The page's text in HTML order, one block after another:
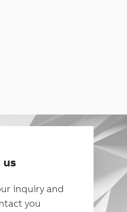
inquiry and
you